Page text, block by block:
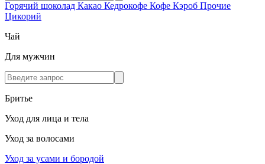
Горячий шоколад Какао Кедрокофе Кофе Кэроб Прочие
Цикорий
Чай
Для мужчин
Бритье
Уход для лица и тела
Уход за волосами
Уход за усами и бородой